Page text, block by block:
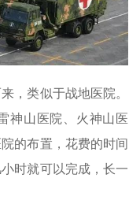
类似于战地医院。
神山医院、火神山医
的布置，花费的时间
时就可以完成，长一